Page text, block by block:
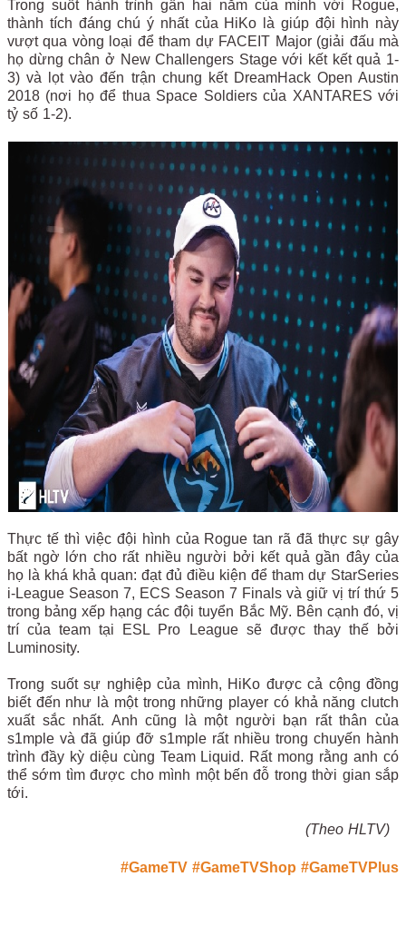
Trong suốt hành trình gần hai năm của mình với Rogue,
thành tích đáng chú ý nhất của HiKo là giúp đội hình này
vượt qua vòng loại để tham dự FACEIT Major (giải đấu mà
họ dừng chân ở New Challengers Stage với kết kết quả 1-
3) và lọt vào đến trận chung kết DreamHack Open Austin
2018 (nơi họ để thua Space Soldiers của XANTARES với
tỷ số 1-2).
Thực tế thì việc đội hình của Rogue tan rã đã thực sự gây
bất ngờ lớn cho rất nhiều người bởi kết quả gần đây của
họ là khá khả quan: đạt đủ điều kiện để tham dự StarSeries
i-League Season 7, ECS Season 7 Finals và giữ vị trí thứ 5
trong bảng xếp hạng các đội tuyển Bắc Mỹ. Bên cạnh đó, vị
trí của team tại ESL Pro League sẽ được thay thế bởi
Luminosity.
Trong suốt sự nghiệp của mình, HiKo được cả cộng đồng
biết đến như là một trong những player có khả năng clutch
xuất sắc nhất. Anh cũng là một người bạn rất thân của
s1mple và đã giúp đỡ s1mple rất nhiều trong chuyến hành
trình đầy kỳ diệu cùng Team Liquid. Rất mong rằng anh có
thể sớm tìm được cho mình một bến đỗ trong thời gian sắp
tới.
(Theo HLTV)
#GameTV #GameTVShop #GameTVPlus